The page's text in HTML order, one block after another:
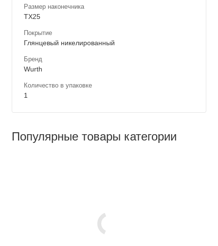
Размер наконечника
TX25
Покрытие
Глянцевый никелированный
Бренд
Wurth
Количество в упаковке
1
Популярные товары категории